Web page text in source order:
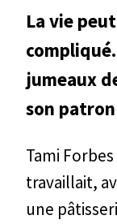
La vie
jumeaux
son
Tami
travaillait,
une